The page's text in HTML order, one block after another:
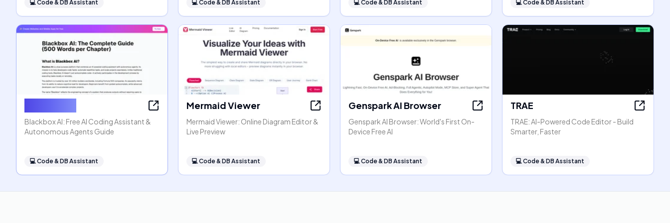
💻Code & DB Assistant 💻Code & DB Assistant 💻Code & DB Assistant 💻Code & DB Assistant
Blackbox AI: Free AI Coding Assistant &
Autonomous Agents Guide
💻Code & DB Assistant
Mermaid Viewer
Mermaid Viewer: Online Diagram Editor &
Live Preview
💻Code & DB Assistant
Genspark AI Browser
Genspark AI Browser: World's First On-
Device Free AI
💻Code & DB Assistant
TRAE
TRAE: AI-Powered Code Editor - Build
Smarter, Faster
💻Code & DB Assistant